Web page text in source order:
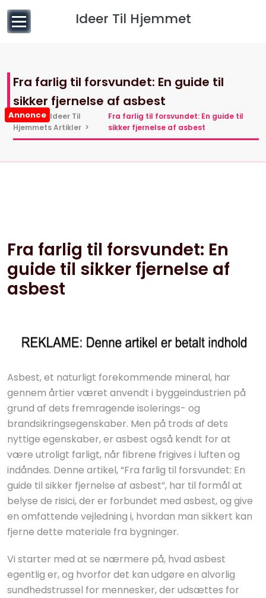
indhold
Ideer Til Hjemmet
Annonce
Fra farlig til forsvundet: En guide til
sikker fjernelse af asbest
Hjem> Ideer Til
Hjemmets Artikler >
Fra farlig til forsvundet: En guide til
sikker fjernelse af asbest
Fra farlig til forsvundet: En
guide til sikker fjernelse af
asbest
Asbest, et naturligt forekommende mineral, har
gennem årtier været anvendt i byggeindustrien på
grund af dets fremragende isolerings- og
brandsikringsegenskaber. Men på trods af dets
nyttige egenskaber, er asbest også kendt for at
være utroligt farligt, når fibrene frigives i luften og
indåndes. Denne artikel, “Fra farlig til forsvundet: En
guide til sikker fjernelse af asbest”, har til formål at
belyse de risici, der er forbundet med asbest, og give
en omfattende vejledning i, hvordan man sikkert kan
fjerne dette materiale fra bygninger.
Vi starter med at se nærmere på, hvad asbest
egentlig er, og hvorfor det kan udgøre en alvorlig
sundhedstrussel for mennesker, der udsættes for